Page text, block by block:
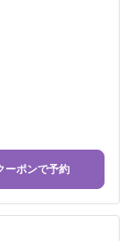
ーポンで予約